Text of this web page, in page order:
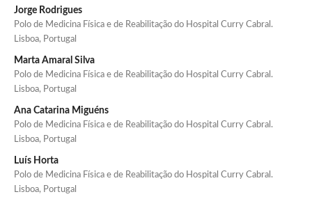
Jorge Rodrigues
Polo de Medicina Física e de Reabilitação do Hospital Curry Cabral.
Lisboa, Portugal
Marta Amaral Silva
Polo de Medicina Física e de Reabilitação do Hospital Curry Cabral.
Lisboa, Portugal
Ana Catarina Miguéns
Polo de Medicina Física e de Reabilitação do Hospital Curry Cabral.
Lisboa, Portugal
Luís Horta
Polo de Medicina Física e de Reabilitação do Hospital Curry Cabral.
Lisboa, Portugal